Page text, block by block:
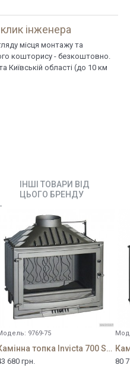
інженера
місця монтажу та
кошторису - безкоштовно.
Київській області (до 10 км
ІНШІ ТОВАРИ ВІД
ЦЬОГО БРЕНДУ
9769-75
Камінна топка Invicta 700 SELENIC з шибером
680 грн. 80